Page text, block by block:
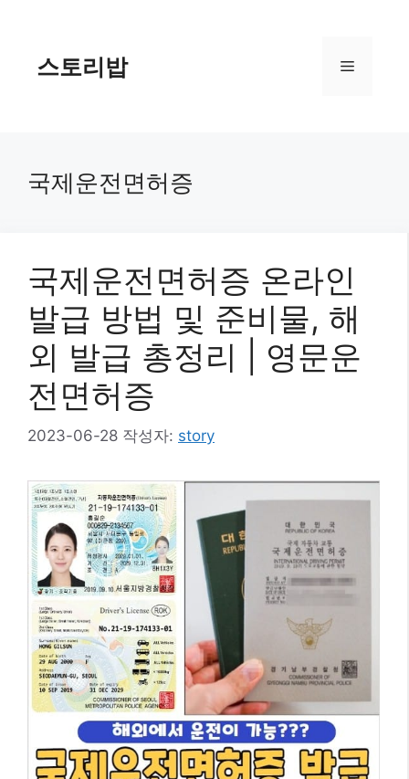
스토리밥 메
국제운전면허증
국제운전면허증 온라인
발급 방법 및 준비물, 해
외 발급 총정리 | 영문운
전면허증
2023-06-28 작성자: story